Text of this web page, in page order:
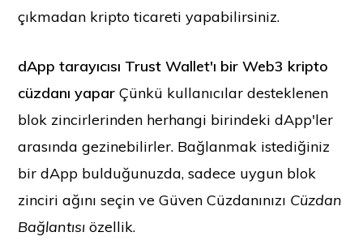
çıkmadan kripto ticareti yapabilirsiniz.
dApp tarayıcısı Trust Wallet'ı bir Web3 kripto
cüzdanı yapar Çünkü kullanıcılar desteklenen
blok zincirlerinden herhangi birindeki dApp'ler
arasında gezinebilirler. Bağlanmak istediğiniz
bir dApp bulduğunuzda, sadece uygun blok
zinciri ağını seçin ve Güven Cüzdanınızı Cüzdan
Bağlantısıözellik.